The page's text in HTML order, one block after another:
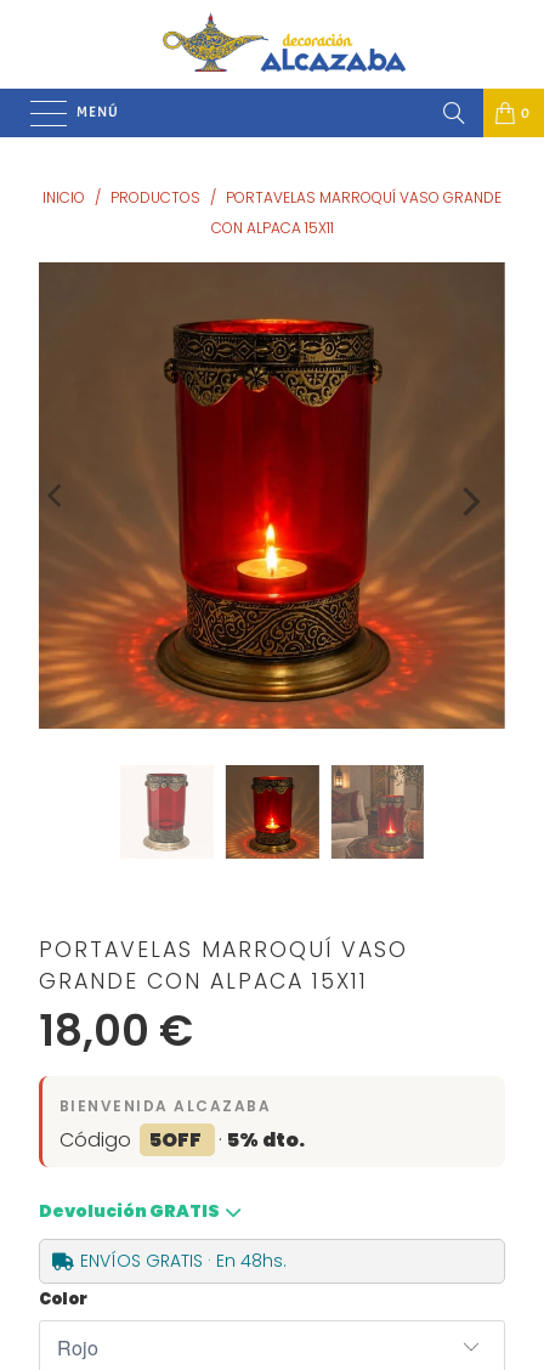
MENÚ 0
INICIO / PRODUCTOS / PORTAVELAS MARROQUÍ VASO GRANDE
CON ALPACA 15X11
PORTAVELAS MARROQUÍ VASO
GRANDE CON ALPACA 15X11
18,00 €
BIENVENIDA ALCAZABA
Código 5OFF · 5% dto.
Devolución GRATIS
ENVÍOS GRATIS · En 48hs.
Color